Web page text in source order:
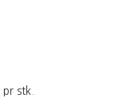
pr stk.